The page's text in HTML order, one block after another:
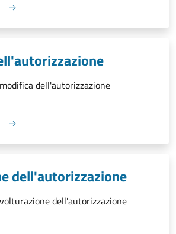
dell'autorizzazione
dell'autorizzazione
dell'autorizzazione